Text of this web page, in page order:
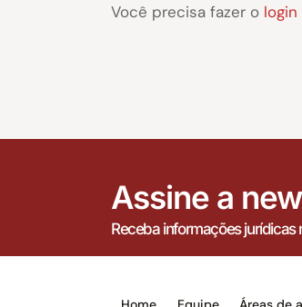
Você precisa fazer o login
Assine a
Receba informações jurídicas